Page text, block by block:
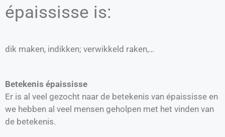
épaississe is:
dik maken, indikken; verwikkeld raken,…
Betekenis épaississe
Er is al veel gezocht naar de betekenis van épaississe en
we hebben al veel mensen geholpen met het vinden van
de betekenis.